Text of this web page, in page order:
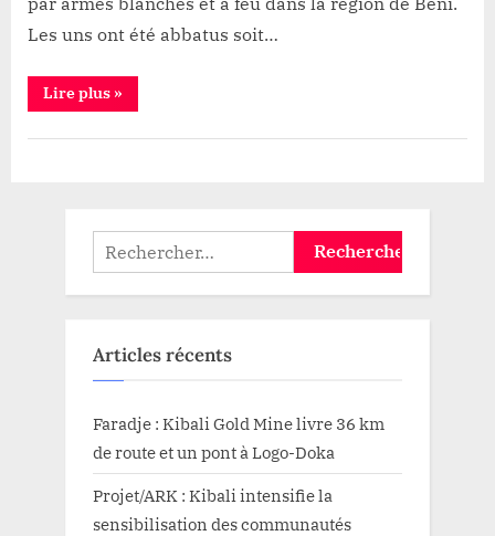
des
Les uns ont été abbatus soit…
Lire plus“Massacres
Le
le
Gouvernement
à
ne
pas
comme
bourreaux”
»
Rechercher :
Articles récents
Faradje : Kibali Gold Mine livre 36 km
de route et un pont à Logo-Doka
Projet/ARK : Kibali intensifie la
sensibilisation des communautés